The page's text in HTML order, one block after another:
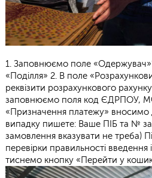
1. Заповнюємо поле
«Поділля» 2. В поле
реквізити розрахункового
заповнюємо поля код ЄДРПОУ,
«Призначення платежу» вносимо
випадку пишете: Ваше ПІБ та №
замовлення вказувати не треба)
перевірки правильності введення
тиснемо кнопку «Перейти у